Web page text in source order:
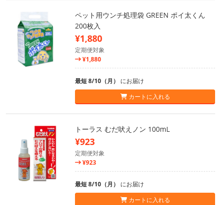
ペット用ウンチ処理袋 GREEN ポイ太くん
200枚入
¥1,880
定期便対象
¥1,880
最短 8/10（月） にお届け
カートに入れる
トーラス むだ吠えノン 100mL
¥923
定期便対象
¥923
最短 8/10（月） にお届け
カートに入れる